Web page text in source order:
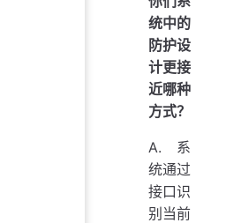
统中的
防护设
计更接
近哪种
方式？
A. 系
统通过
接口识
别当前